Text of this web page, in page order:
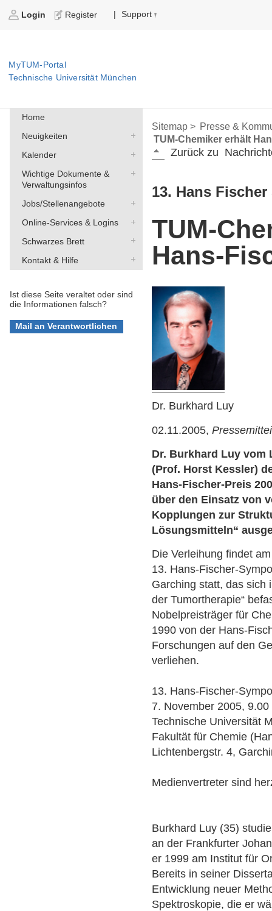
Login Register | Support
MyTUM-Portal
Technische Universität München
Home
Neuigkeiten
Kalender
Wichtige Dokumente &
Verwaltungsinfos
Jobs/Stellenangebote
Online-Services & Logins
Schwarzes Brett
Kontakt & Hilfe
Ist diese Seite veraltet oder sind
die Informationen falsch?
Sitemap > Presse &
TUM-Chemiker erhält
Zurück zu
13. Hans
TUM-
Hans-
Dr. Burkhard Luy
02.11.2005,
Dr. Burkhard Luy vom
(Prof. Horst Kessler)
Hans-Fischer-Preis
über den Einsatz von
Kopplungen zur
Lösungsmitteln“
Die Verleihung findet
13. Hans-Fischer-
Garching statt, das sich
der Tumortherapie“
Nobelpreisträger für
1990 von der Hans-
Forschungen auf den
verliehen.
13. Hans-Fischer-
7. November 2005,
Technische Universität
Fakultät für Chemie
Lichtenbergstr. 4,
Medienvertreter sind
Burkhard Luy (35)
an der Frankfurter
er 1999 am Institut für
Bereits in seiner
Entwicklung neuer
Spektroskopie, die er